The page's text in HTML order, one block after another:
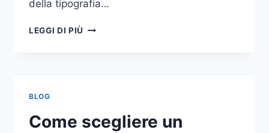
della tipografia…
LEGGI DI PIÙ VUOI
A
BLOG
Come scegliere un